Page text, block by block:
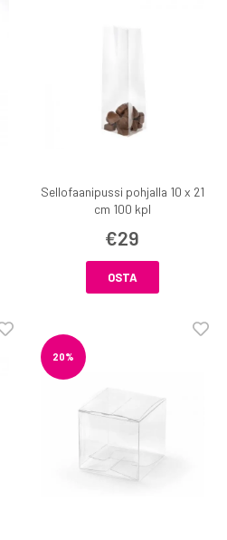
Sellofaanipussi pohjalla 10 x 21
cm 100 kpl
€29
OSTA
20%